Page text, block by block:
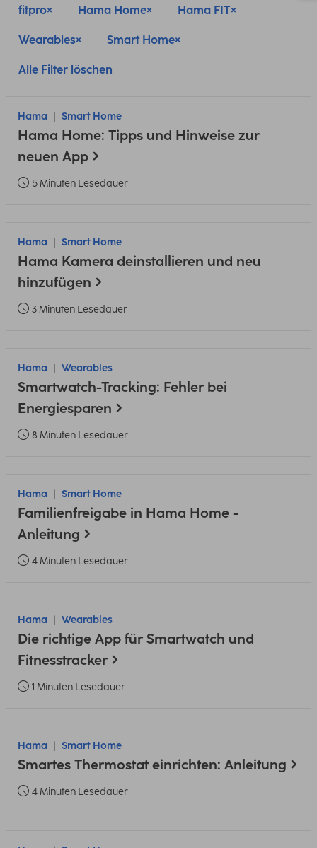
fitpro Hama Home Hama FIT
Wearables Smart Home
Alle Filter löschen
Hama Smart Home
Hama Home: Tipps und Hinweise zur
neuen App
5 Minuten Lesedauer
Hama Smart Home
Hama Kamera deinstallieren und neu
hinzufügen
3 Minuten Lesedauer
Hama Wearables
Smartwatch-Tracking: Fehler bei
Energiesparen
8 Minuten Lesedauer
Hama Smart Home
Familienfreigabe in Hama Home -
Anleitung
4 Minuten Lesedauer
Hama Wearables
Die richtige App für Smartwatch und
Fitnesstracker
1 Minuten Lesedauer
Hama Smart Home
Smartes Thermostat einrichten: Anleitung
4 Minuten Lesedauer